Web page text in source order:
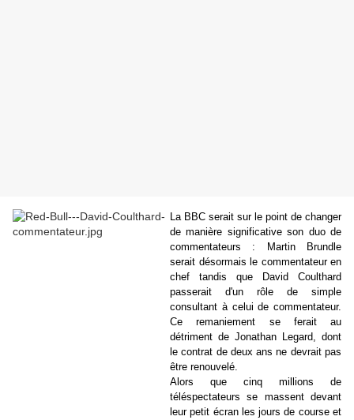
La BBC serait sur le point de changer
de manière significative son duo de
commentateurs : Martin Brundle
serait désormais le commentateur en
chef tandis que David Coulthard
passerait d'un rôle de simple
consultant à celui de commentateur.
Ce remaniement se ferait au
détriment de Jonathan Legard, dont
le contrat de deux ans ne devrait pas
être renouvelé.
Alors que cinq millions de
téléspectateurs se massent devant
leur petit écran les jours de course et